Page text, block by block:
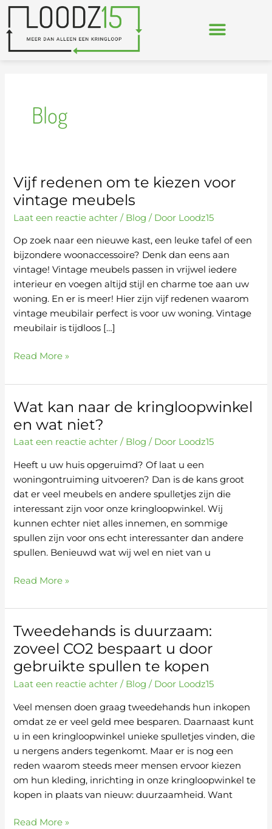
Ga
de
inhoud
Blog
Vijf redenen om te kiezen voor
vintage meubels
Laat een reactie achter / Blog / Door Loodz15
Op zoek naar een nieuwe kast, een leuke tafel of een
bijzondere woonaccessoire? Denk dan eens aan
vintage! Vintage meubels passen in vrijwel iedere
interieur en voegen altijd stijl en charme toe aan uw
woning. En er is meer! Hier zijn vijf redenen waarom
vintage meubilair perfect is voor uw woning. Vintage
meubilair is tijdloos […]
Vijf
redenen
te
kiezen
voor
vintage
meubels
Read More »
Wat kan naar de kringloopwinkel
en wat niet?
Laat een reactie achter / Blog / Door Loodz15
Heeft u uw huis opgeruimd? Of laat u een
woningontruiming uitvoeren? Dan is de kans groot
dat er veel meubels en andere spulletjes zijn die
interessant zijn voor onze kringloopwinkel. Wij
kunnen echter niet alles innemen, en sommige
spullen zijn voor ons echt interessanter dan andere
spullen. Benieuwd wat wij wel en niet van u
Wat
de
kringloopwinkel
en
wat
niet?
Read More »
Tweedehands is duurzaam:
zoveel CO2 bespaart u door
gebruikte spullen te kopen
Laat een reactie achter / Blog / Door Loodz15
Veel mensen doen graag tweedehands hun inkopen
omdat ze er veel geld mee besparen. Daarnaast kunt
u in een kringloopwinkel unieke spulletjes vinden, die
u nergens anders tegenkomt. Maar er is nog een
reden waarom steeds meer mensen ervoor kiezen
om hun kleding, inrichting in onze kringloopwinkel te
kopen in plaats van nieuw: duurzaamheid. Want
Tweedehands
is
duurzaam:
zoveel
CO2
bespaart
door
spullen
kopen
Read More »